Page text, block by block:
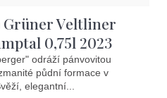
Veltliner
0,75l 2023
odráží pánvovitou
půdní formace v
elegantní...